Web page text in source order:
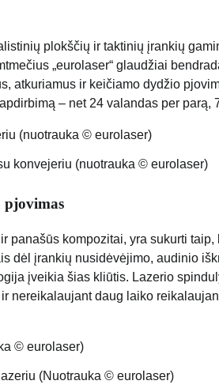
plokščių ir taktinių įrankių
„eurolaser“ glaudžiai
atkuriamus ir keičiamo dydžio
– net 24 valandas per parą,
konvejeriu (nuotrauka © eurolaser)
pjovimas
kompozitai, yra sukurti
dėl įrankių nusidėvėjimo, audinio
įveikia šias kliūtis. Lazerio
nereikalaujant daug laiko
(Nuotrauka © eurolaser)